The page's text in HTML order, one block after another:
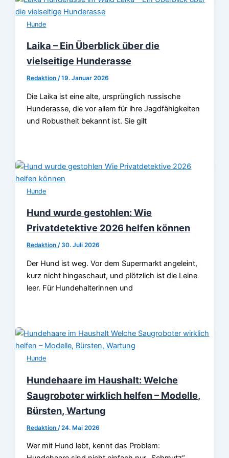
Hunde
Laika – Ein Überblick über die
vielseitige Hunderasse
Redaktion/19. Januar 2026
Die Laika ist eine alte, ursprünglich russische
Hunderasse, die vor allem für ihre Jagdfähigkeiten
und Robustheit bekannt ist. Sie gilt
Hunde
Hund wurde gestohlen: Wie
Privatdetektive 2026 helfen können
Redaktion/30. Juli 2026
Der Hund ist weg. Vor dem Supermarkt angeleint,
kurz nicht hingeschaut, und plötzlich ist die Leine
leer. Für Hundehalterinnen und
Hunde
Hundehaare im Haushalt: Welche
Saugroboter wirklich helfen – Modelle,
Bürsten, Wartung
Redaktion /24. Mai 2026
Wer mit Hund lebt, kennt das Problem: